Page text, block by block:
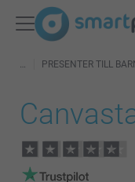
PRESENTER TILL